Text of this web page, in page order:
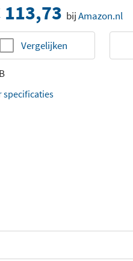
113,73 bijAmazon.nl
Vergelijken
specificaties